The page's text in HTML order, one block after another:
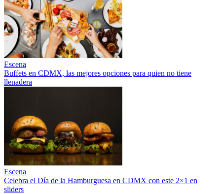
Escena
Buffets en CDMX, las mejores opciones para quien no tiene
llenadera
Escena
Celebra el Día de la Hamburguesa en CDMX con este 2×1 en
sliders